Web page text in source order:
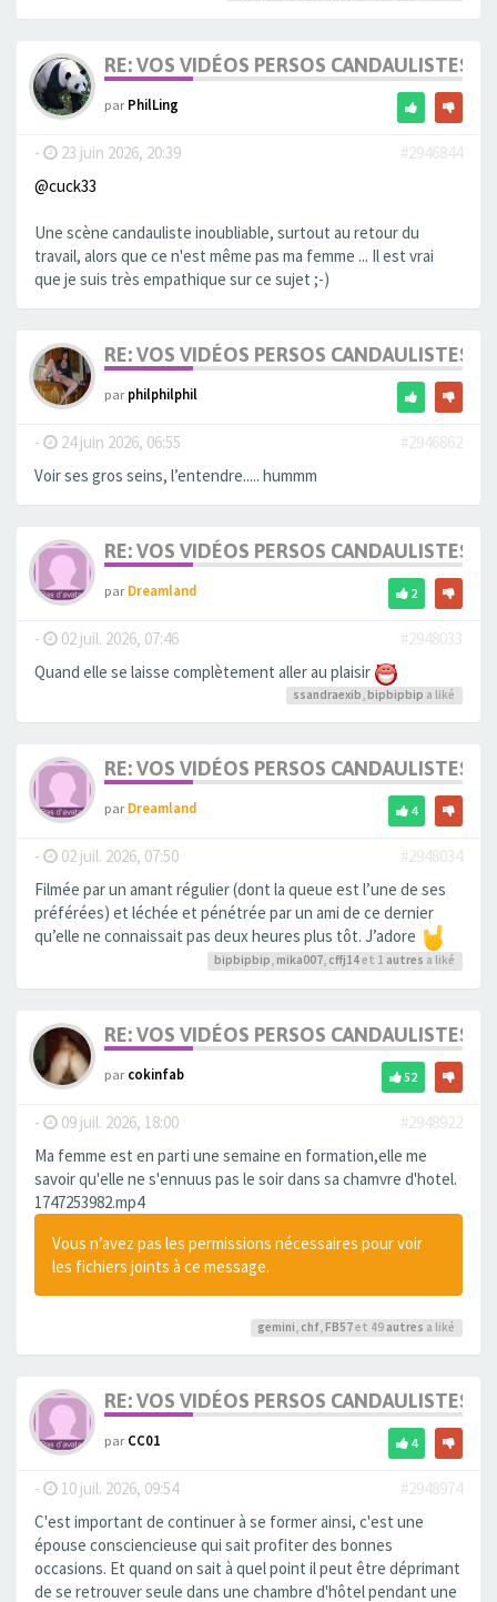
RE: VOS VIDÉOS PERSOS CANDAULISTES
parPhilLing
- 23 juin 2026, 20:39
#2946844
@cuck33
Une scène candauliste inoubliable, surtout au retour du
travail, alors que ce n'est même pas ma femme ... Il est vrai
que je suis très empathique sur ce sujet ;-)
RE: VOS VIDÉOS PERSOS CANDAULISTES
parphilphilphil
- 24 juin 2026, 06:55
#2946862
Voir ses gros seins, l’entendre..... hummm
RE: VOS VIDÉOS PERSOS CANDAULISTES
parDreamland 2
- 02 juil. 2026, 07:46
#2948033
Quand elle se laisse complètement aller au plaisir
ssandraexib, bipbipbip a liké
RE: VOS VIDÉOS PERSOS CANDAULISTES
parDreamland 4
- 02 juil. 2026, 07:50
#2948034
Filmée par un amant régulier (dont la queue est l’une de ses
préférées) et léchée et pénétrée par un ami de ce dernier
qu’elle ne connaissait pas deux heures plus tôt. J’adore
bipbipbip, mika007, cffj14et 1 autres a liké
RE: VOS VIDÉOS PERSOS CANDAULISTES
parcokinfab 52
- 09 juil. 2026, 18:00
#2948922
Ma femme est en parti une semaine en formation,elle me
savoir qu'elle ne s'ennuus pas le soir dans sa chamvre d'hotel.
1747253982.mp4
Vous n’avez pas les permissions nécessaires pour voir
les fichiers joints à ce message.
gemini, chf, FB57et 49 autres a liké
RE: VOS VIDÉOS PERSOS CANDAULISTES
parCC01 4
- 10 juil. 2026, 09:54
#2948974
C'est important de continuer à se former ainsi, c'est une
épouse consciencieuse qui sait profiter des bonnes
occasions. Et quand on sait à quel point il peut être déprimant
de se retrouver seule dans une chambre d'hôtel pendant une